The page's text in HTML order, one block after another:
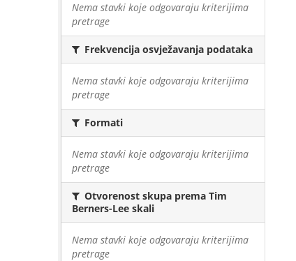
Nema stavki koje odgovaraju kriterijima
pretrage
Frekvencija osvježavanja podataka
Nema stavki koje odgovaraju kriterijima
pretrage
Formati
Nema stavki koje odgovaraju kriterijima
pretrage
Otvorenost skupa prema Tim
Berners-Lee skali
Nema stavki koje odgovaraju kriterijima
pretrage